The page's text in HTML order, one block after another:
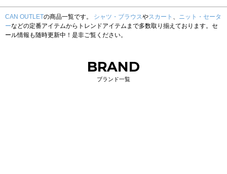
CAN OUTLETの商品一覧です。 シャツ・ブラウスやスカート 、 ニット・セータ
ーなどの定番アイテムからトレンドアイテムまで多数取り揃えております。セ
ール情報も随時更新中！是非ご覧ください。
BRAND
ブランド一覧